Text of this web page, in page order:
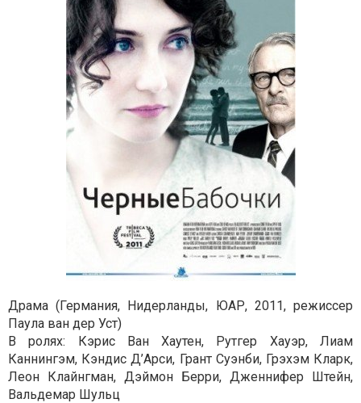
Драма (Германия, Нидерланды, ЮАР, 2011, режиссер
Паула ван дер Уст)
В ролях: Кэрис Ван Хаутен, Рутгер Хауэр, Лиам
Каннингэм, Кэндис Д’Арси, Грант Суэнби, Грэхэм Кларк,
Леон Клайнгман, Дэймон Берри, Дженнифер Штейн,
Вальдемар Шульц